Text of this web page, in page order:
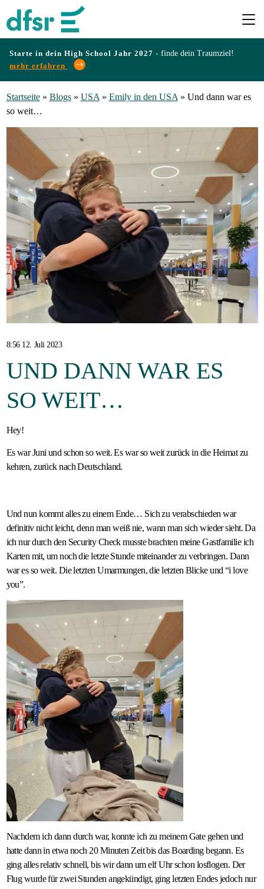
Starte in dein High School Jahr 2027 - finde dein Traumziel!
mehr erfahren
Programme
Infos
&
Erfahrungen
Preise
Gastfamilie
werden
Startseite» Blogs» USA» Emily in den USA» Und dann war es
so weit…
8:56 12. Juli 2023
UND DANN WAR ES
SO WEIT…
Hey!
Es war Juni und schon so weit. Es war so weit zurück in die Heimat zu
kehren, zurück nach Deutschland.
Und nun kommt alles zu einem Ende… Sich zu verabschieden war
definitiv nicht leicht, denn man weiß nie, wann man sich wieder sieht. Da
ich nur durch den Security Check musste brachten meine Gastfamilie ich
Karten mit, um noch die letzte Stunde miteinander zu verbringen. Dann
war es so weit. Die letzten Umarmungen, die letzten Blicke und “i love
you”.
Nachdem ich dann durch war, konnte ich zu meinem Gate gehen und
hatte dann in etwa noch 20 Minuten Zeit bis das Boarding begann. Es
ging alles relativ schnell, bis wir dann um elf Uhr schon losflogen. Der
Flug wurde für zwei Stunden angekündigt, ging letzten Endes jedoch nur